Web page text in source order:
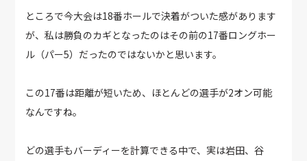
ところで今大会は18番ホールで決着がついた感があります
が、私は勝負のカギとなったのはその前の17番ロングホー
ル（パー5）だったのではないかと思います。
この17番は距離が短いため、ほとんどの選手が2オン可能
なんですね。
どの選手もバーディーを計算できる中で、実は岩田、谷